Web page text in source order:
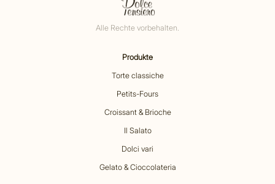
Alle Rechte vorbehalten.
Produkte
Torte classiche
Petits-Fours
Croissant & Brioche
Il Salato
Dolci vari
Gelato & Cioccolateria